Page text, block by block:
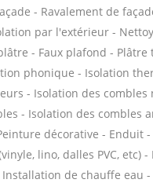
- Ravalement de
par l'extérieur -
- Faux plafond -
phonique - Isolation
- Isolation des combles
- Isolation des combles
décorative - Enduit
lino, dalles PVC, etc) -
Installation de chauffe eau